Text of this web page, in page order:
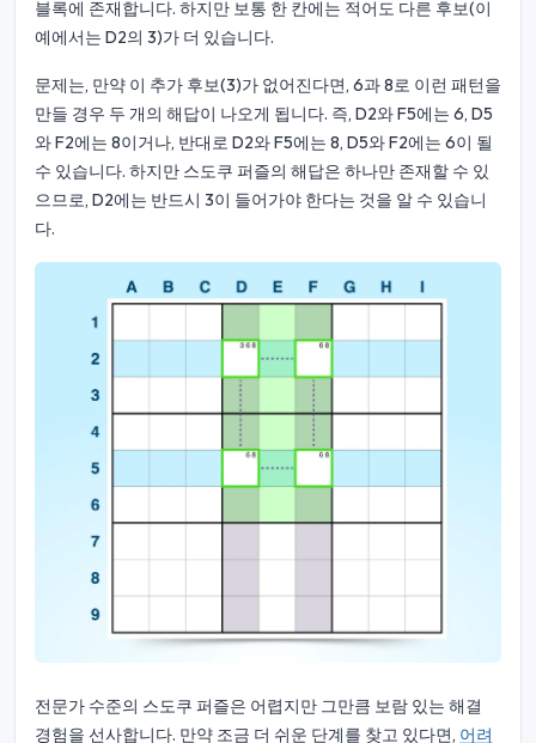
블록에 존재합니다. 하지만 보통 한 칸에는 적어도 다른 후보(이
예에서는 D2의 3)가 더 있습니다.
문제는, 만약 이 추가 후보(3)가 없어진다면, 6과 8로 이런 패턴을
만들 경우 두 개의 해답이 나오게 됩니다. 즉, D2와 F5에는 6, D5
와 F2에는 8이거나, 반대로 D2와 F5에는 8, D5와 F2에는 6이 될
수 있습니다. 하지만 스도쿠 퍼즐의 해답은 하나만 존재할 수 있
으므로, D2에는 반드시 3이 들어가야 한다는 것을 알 수 있습니
다.
전문가 수준의 스도쿠 퍼즐은 어렵지만 그만큼 보람 있는 해결
경험을 선사합니다. 만약 조금 더 쉬운 단계를 찾고 있다면, 어려